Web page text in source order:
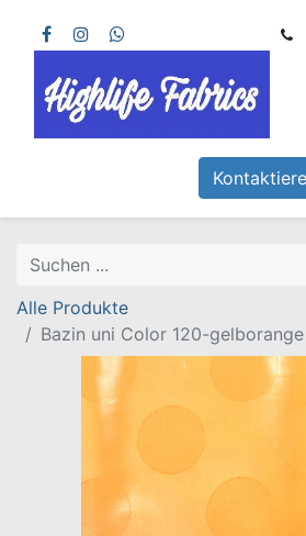
Alle Produkte
Bazin uni Color 120-